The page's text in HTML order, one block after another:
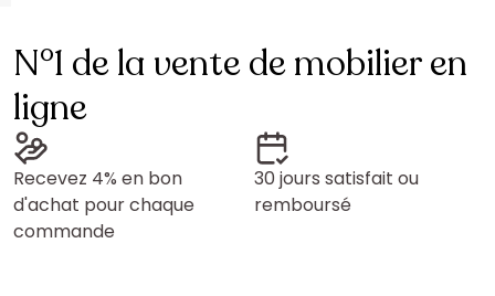
N°1 de la vente de mobilier en
ligne
Recevez 4% en bon
d'achat pour chaque
commande
30 jours satisfait ou
remboursé